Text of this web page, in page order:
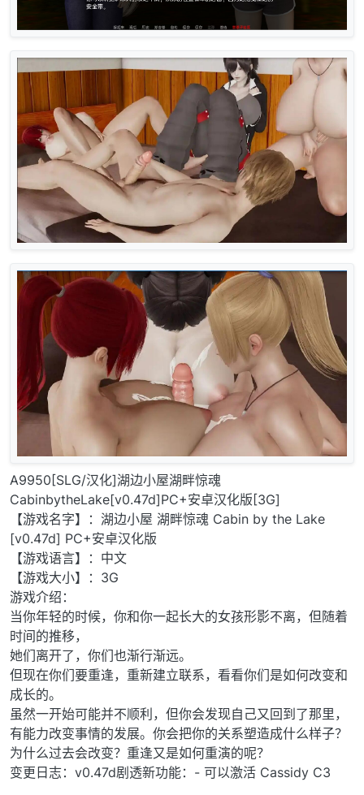
A9950[SLG/汉化]湖边小屋湖畔惊魂
CabinbytheLake[v0.47d]PC+安卓汉化版[3G]
【游戏名字】：湖边小屋 湖畔惊魂 Cabin by the Lake
[v0.47d] PC+安卓汉化版
【游戏语言】：中文
【游戏大小】：3G
游戏介绍：
当你年轻的时候，你和你一起长大的女孩形影不离，但随着
时间的推移，
她们离开了，你们也渐行渐远。
但现在你们要重逢，重新建立联系，看看你们是如何改变和
成长的。
虽然一开始可能并不顺利，但你会发现自己又回到了那里，
有能力改变事情的发展。你会把你的关系塑造成什么样子？
为什么过去会改变？重逢又是如何重演的呢？
变更日志：v0.47d剧透新功能：- 可以激活 Cassidy C3